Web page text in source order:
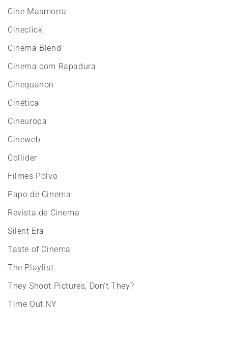
Cine Masmorra
Cineclick
Cinema Blend
Cinema com Rapadura
Cinequanon
Cinética
Cineuropa
Cineweb
Collider
Filmes Polvo
Papo de Cinema
Revista de Cinema
Silent Era
Taste of Cinema
The Playlist
They Shoot Pictures, Don't They?
Time Out NY